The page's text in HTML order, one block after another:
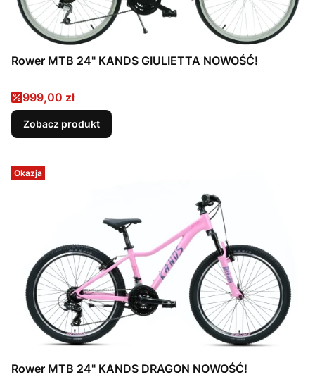
Rower MTB 24" KANDS GIULIETTA NOWOŚĆ!
Cena promocyjna
999,00 zł
Zobacz produkt
Okazja
Rower MTB 24" KANDS DRAGON NOWOŚĆ!